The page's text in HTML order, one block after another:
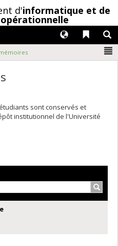
d'informatique et de
Liens
Langues
sont conservés et
institutionnel de l'Université